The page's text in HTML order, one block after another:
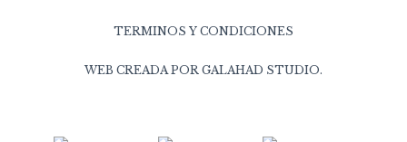
TERMINOS Y CONDICIONES
WEB CREADA POR GALAHAD STUDIO.